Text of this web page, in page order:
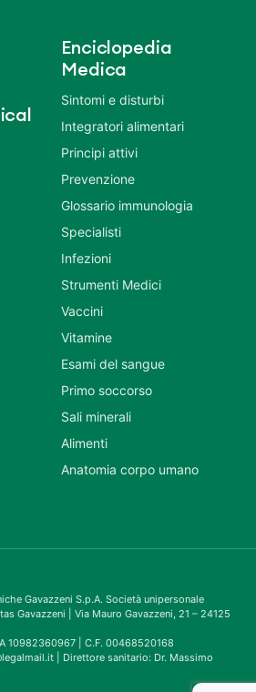
Enciclopedia
Medica
Sintomi e disturbi
Integratori alimentari
Principi attivi
Prevenzione
Glossario immunologia
Specialisti
Infezioni
Strumenti Medici
Vaccini
Vitamine
Esami del sangue
Primo soccorso
Sali minerali
Alimenti
Anatomia corpo umano
Gavazzeni S.p.A. Società unipersonale
Gavazzeni | Via Mauro Gavazzeni, 21 – 24125
10982360967 | C.F. 00468520168
| Direttore sanitario: Dr. Massimo